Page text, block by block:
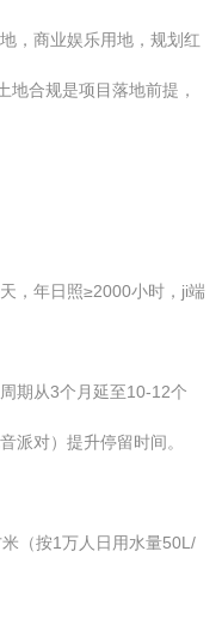
商业娱乐用地，规划红
合规是项目落地前提，
年日照≥2000小时，ji端
期从3个月延至10-12个
派对）提升停留时间。
（按1万人日用水量50L/